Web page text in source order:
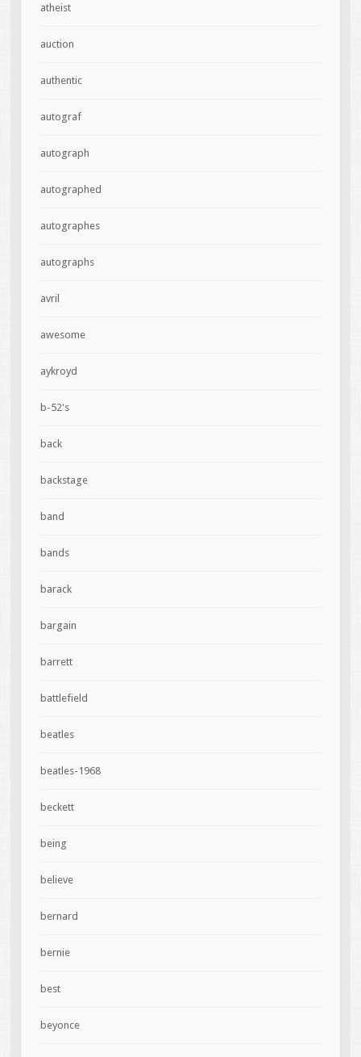
atheist
auction
authentic
autograf
autograph
autographed
autographes
autographs
avril
awesome
aykroyd
b-52's
back
backstage
band
bands
barack
bargain
barrett
battlefield
beatles
beatles-1968
beckett
being
believe
bernard
bernie
best
beyonce